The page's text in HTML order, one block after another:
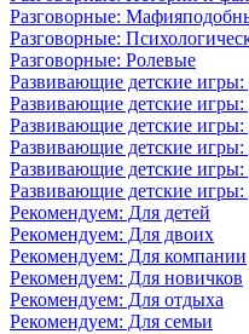
Разговорные:
Разговорные:
Разговорные: Ролевые
Развивающие детские игры:
Развивающие детские
Развивающие детские игры:
Развивающие детские
Развивающие детские
Развивающие детские
Рекомендуем: Для детей
Рекомендуем: Для двоих
Рекомендуем: Для компании
Рекомендуем: Для новичков
Рекомендуем: Для отдыха
Рекомендуем: Для семьи